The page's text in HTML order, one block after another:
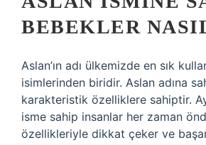
BEBEKLER
Aslan’ın adı ülkemizde en sık
isimlerinden biridir. Aslan adına
karakteristik özelliklere sahiptir.
isme sahip insanlar her zaman
özellikleriyle dikkat çeker ve